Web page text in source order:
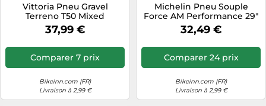
Vittoria Pneu Gravel
Terreno T50 Mixed
Endurance Tubeless G2.0
700x40 Marron/Noir
37,99 €
Comparer 7 prix
Bikeinn.com (FR)
Livraison à 2,99 €
Michelin Pneu Souple
Force AM Performance 29"
noir 29x2.35
32,49 €
Comparer 24 prix
Bikeinn.com (FR)
Livraison à 2,99 €